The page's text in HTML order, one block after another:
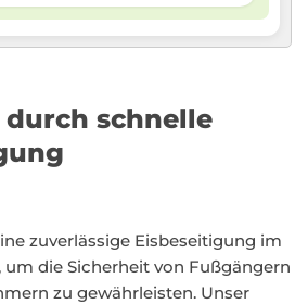
schnelle
zuverlässige Eisbeseitigung im
die Sicherheit von Fußgängern
zu gewährleisten. Unser